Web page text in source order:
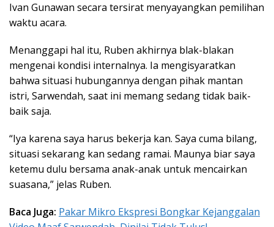
Ivan Gunawan secara tersirat menyayangkan pemilihan
waktu acara.
Menanggapi hal itu, Ruben akhirnya blak-blakan
mengenai kondisi internalnya. Ia mengisyaratkan
bahwa situasi hubungannya dengan pihak mantan
istri, Sarwendah, saat ini memang sedang tidak baik-
baik saja.
“Iya karena saya harus bekerja kan. Saya cuma bilang,
situasi sekarang kan sedang ramai. Maunya biar saya
ketemu dulu bersama anak-anak untuk mencairkan
suasana,” jelas Ruben.
Baca Juga: Pakar Mikro Ekspresi Bongkar Kejanggalan